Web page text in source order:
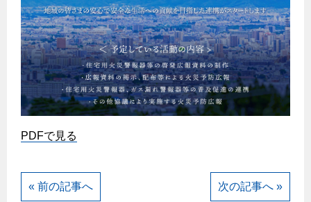
ガスを安全にお使いいただくために
安全対策
ガスメーターの役割と安全機能
古くなったガス管の交換のおすすめ
換気と給排気設備の注意点
冬季の注意
リビング
ガスファンヒーター
ガス温水床暖房・ルームヒーター
PDFで見る
« 前の記事へ 次の記事へ »